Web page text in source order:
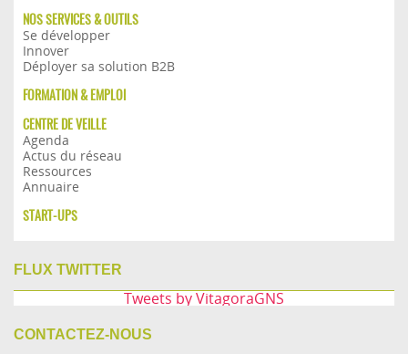
NOS SERVICES & OUTILS
Se développer
Innover
Déployer sa solution B2B
FORMATION & EMPLOI
CENTRE DE VEILLE
Agenda
Actus du réseau
Ressources
Annuaire
START-UPS
FLUX TWITTER
Tweets by VitagoraGNS
CONTACTEZ-NOUS